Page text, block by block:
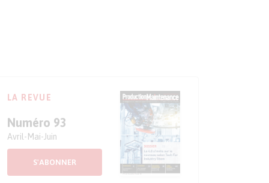
LA REVUE
Numéro 93
Avril-Mai-Juin
S'ABONNER